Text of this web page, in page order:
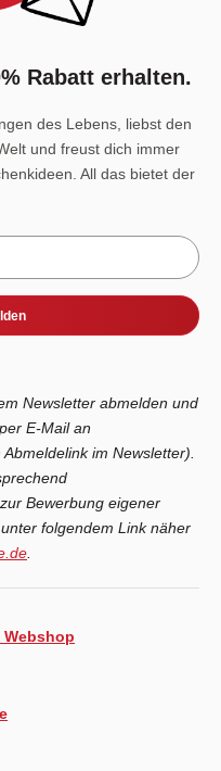
Rabatt erhalten.
des Lebens, liebst den
und freust dich immer
All das bietet der
Newsletter abmelden und
E-Mail an
im Newsletter).
Bewerbung eigener
folgendem Link näher
.